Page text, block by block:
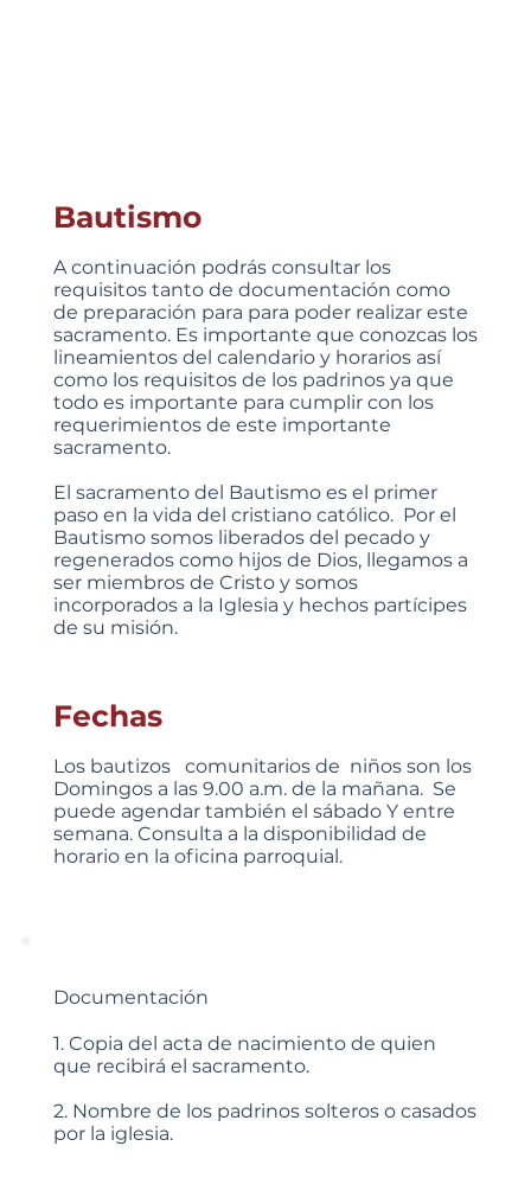
Documentación
1. Copia del acta de nacimiento de quien
que recibirá el sacramento.
2. Nombre de los padrinos solteros o casados
por la iglesia.
Bautismo
A continuación podrás consultar los
requisitos tanto de documentación como
de preparación para para poder realizar este
sacramento. Es importante que conozcas los
lineamientos del calendario y horarios así
como los requisitos de los padrinos ya que
todo es importante para cumplir con los
requerimientos de este importante
sacramento.
El sacramento del Bautismo es el primer
paso en la vida del cristiano católico. Por el
Bautismo somos liberados del pecado y
regenerados como hijos de Dios, llegamos a
ser miembros de Cristo y somos
incorporados a la Iglesia y hechos partícipes
de su misión.
Fechas
Los bautizos comunitarios de niños son los
Domingos a las 9.00 a.m. de la mañana. Se
puede agendar también el sábado Y entre
semana. Consulta a la disponibilidad de
horario en la oficina parroquial.